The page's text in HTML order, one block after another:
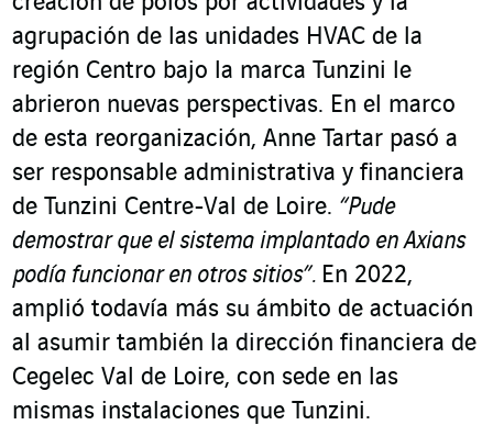
agrupación de las unidades HVAC de la
región Centro bajo la marca Tunzini le
abrieron nuevas perspectivas. En el marco
de esta reorganización, Anne Tartar pasó a
ser responsable administrativa y financiera
de Tunzini Centre-Val de Loire. “Pude
demostrar que el sistema implantado en Axians
podía funcionar en otros sitios”. En 2022,
amplió todavía más su ámbito de actuación
al asumir también la dirección financiera de
Cegelec Val de Loire, con sede en las
mismas instalaciones que Tunzini.